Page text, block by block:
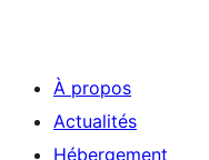
À propos
Actualités
Hébergement